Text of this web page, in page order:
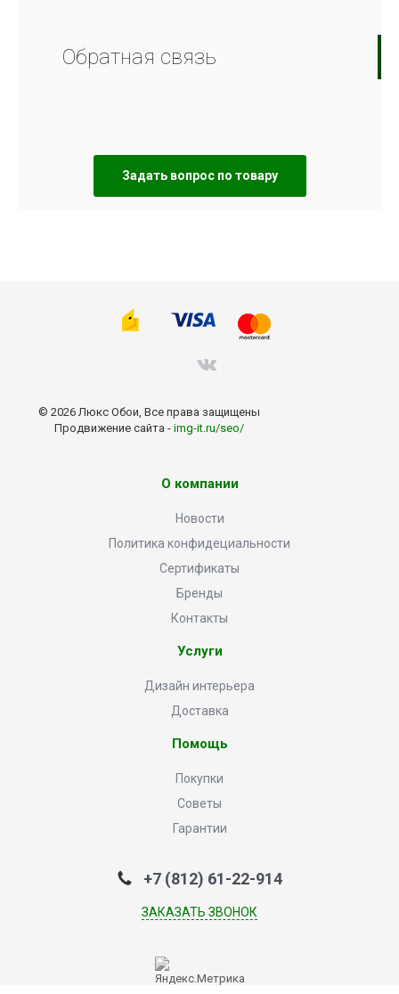
Обратная связь
Задать вопрос по товару
© 2026 Люкс Обои, Все права защищены
Продвижение сайта - img-it.ru/seo/
О компании
Новости
Политика конфидециальности
Сертификаты
Бренды
Контакты
Услуги
Дизайн интерьера
Доставка
Помощь
Покупки
Советы
Гарантии
+7 (812) 61-22-914
ЗАКАЗАТЬ ЗВОНОК